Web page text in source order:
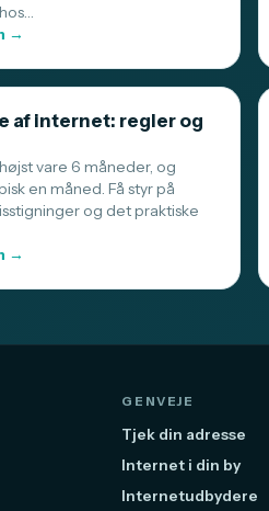
→
af internet: regler og
vare 6 måneder, og
en måned. Få styr på
og det praktiske
→
GENVEJE
Tjek din adresse
Internet i din by
Internetudbydere